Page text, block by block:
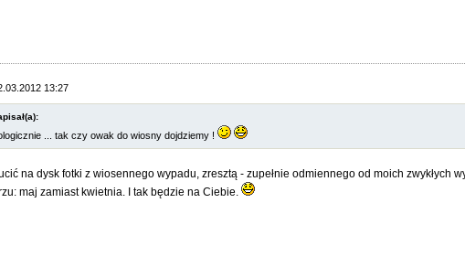
13:27
... tak czy owak do wiosny dojdziemy !
na dysk fotki z wiosennego wypadu, zresztą - zupełnie odmiennego od moich zwykłych
maj zamiast kwietnia. I tak będzie na Ciebie.